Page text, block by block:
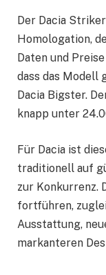
Der Dacia
Homologation,
Daten und
dass das Modell
Dacia Bigster.
knapp unter
Für Dacia ist
traditionell auf
zur Konkurrenz.
fortführen,
Ausstattung,
markanteren